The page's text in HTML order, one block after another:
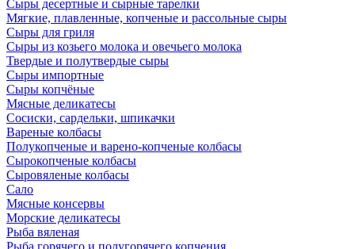
Сыры десертные и сырные тарелки
Мягкие, плавленные, копченые и рассольные сыры
Сыры для гриля
Сыры из козьего молока и овечьего молока
Твердые и полутвердые сыры
Сыры импортные
Сыры копчёные
Мясные деликатесы
Сосиски, сардельки, шпикачки
Вареные колбасы
Полукопченые и варено-копченые колбасы
Сырокопченые колбасы
Сыровяленые колбасы
Сало
Мясные консервы
Морские деликатесы
Рыба вяленая
Рыба горячего и полугорячего копчения